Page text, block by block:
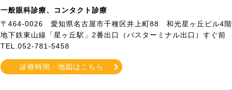
一般眼科診療、コンタクト診療
〒464-0026
愛知県名古屋市千種区井上町88
和光星ヶ丘ビル4階
地下鉄東山線「星ヶ丘駅」2番出口
（バスターミナル出口）すぐ前
TEL.052-781-5458
診療時間・地図はこちら